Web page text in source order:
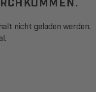
nicht geladen werden.